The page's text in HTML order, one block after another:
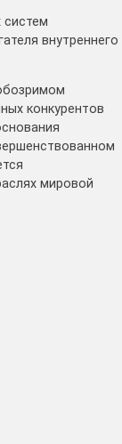
внутреннего
конкурентов
мировой